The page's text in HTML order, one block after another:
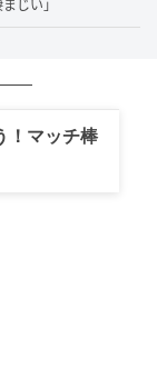
行ってみたい。
じい」
！マッチ棒